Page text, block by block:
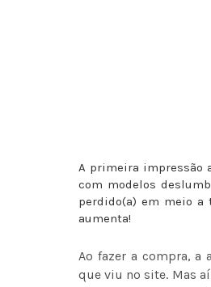
A primeira impressão
com modelos
perdido(a) em meio
aumenta!
Ao fazer a compra, a
que viu no site. Mas